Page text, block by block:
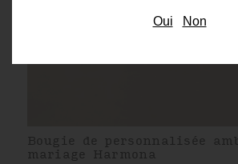
Bougie de personnalisée
mariage Harmona
Oui Non